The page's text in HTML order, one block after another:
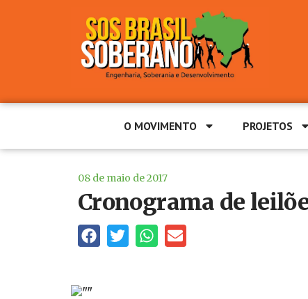
O MOVIMENTO PROJETOS
08 de maio de 2017
Cronograma de